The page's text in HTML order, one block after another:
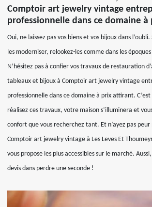
Comptoir art jewelry vintage
professionnelle dans ce domaine à
Oui, ne laissez pas vos biens et vos bijoux dans l’oubli.
les moderniser, relookez-les comme dans les
N’hésitez pas à confier vos travaux de restauration
tableaux et bijoux à Comptoir art jewelry vintage
professionnelle dans ce domaine à prix attirant. C’est
réalisez ces travaux, votre maison s’illuminera et
confort que vous recherchez tant. Et n’ayez pas
Comptoir art jewelry vintage à Les Leves Et
vous propose les plus accessibles sur le marché.
devis dans perdre une seconde !